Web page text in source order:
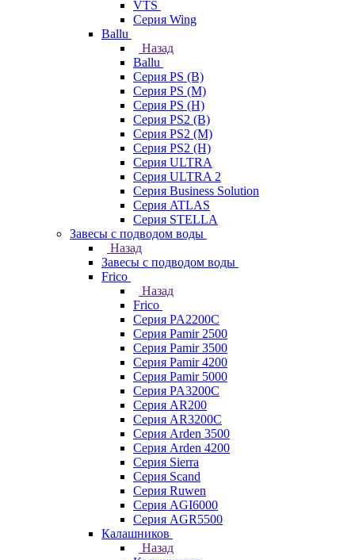
VTS
Серия Wing
Ballu
Назад
Ballu
Серия PS (B)
Серия PS (M)
Серия PS (H)
Серия PS2 (B)
Серия PS2 (M)
Серия PS2 (H)
Серия ULTRA
Серия ULTRA 2
Серия Business Solution
Серия ATLAS
Серия STELLA
Завесы с подводом воды
Назад
Завесы с подводом воды
Frico
Назад
Frico
Серия PA2200C
Серия Pamir 2500
Серия Pamir 3500
Серия Pamir 4200
Серия Pamir 5000
Серия PA3200C
Серия AR200
Серия AR3200C
Серия Arden 3500
Серия Arden 4200
Серия Sierra
Серия Scand
Серия Ruwen
Серия AGI6000
Серия AGR5500
Калашников
Назад